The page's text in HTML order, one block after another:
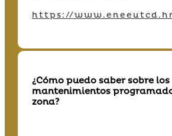
https://
¿Cómo puedo saber sobre los
mantenimientos
zona?